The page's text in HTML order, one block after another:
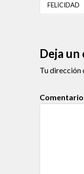
FELICIDAD
Deja
Tu dirección
Comentario